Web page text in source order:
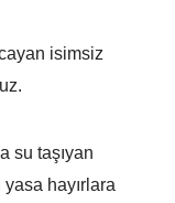
isimsiz
su taşıyan
hayırlara